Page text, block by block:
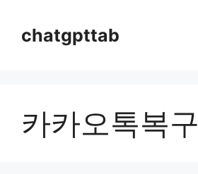
chatgpttab
카카오톡복구